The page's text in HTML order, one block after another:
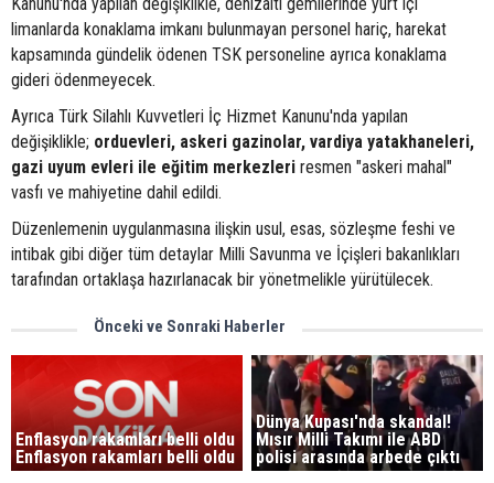
limanlarda konaklama imkanı bulunmayan personel hariç, harekat
kapsamında gündelik ödenen TSK personeline ayrıca konaklama
gideri ödenmeyecek.
Ayrıca Türk Silahlı Kuvvetleri İç Hizmet Kanunu'nda yapılan
değişiklikle; orduevleri, askeri gazinolar, vardiya yatakhaneleri,
gazi uyum evleri ile eğitim merkezleri resmen "askeri mahal"
vasfı ve mahiyetine dahil edildi.
Düzenlemenin uygulanmasına ilişkin usul, esas, sözleşme feshi ve
intibak gibi diğer tüm detaylar Milli Savunma ve İçişleri bakanlıkları
tarafından ortaklaşa hazırlanacak bir yönetmelikle yürütülecek.
Önceki ve Sonraki Haberler
Enflasyon rakamları belli oldu
Enflasyon rakamları belli oldu
Dünya Kupası'nda skandal!
Mısır Milli Takımı ile ABD
polisi arasında arbede çıktı